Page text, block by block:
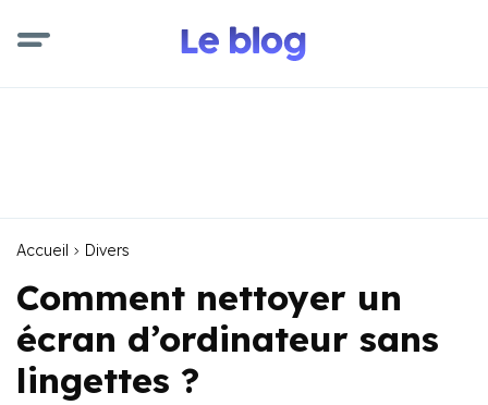
Accueil Divers
Comment nettoyer un
écran d’ordinateur sans
lingettes ?